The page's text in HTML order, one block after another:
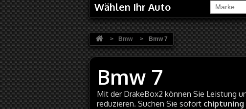
Wählen Ihr Auto Marke
> Bmw > Bmw 7
Bmw 7
Mit der DrakeBox2 können Sie Leistung
reduzieren. Suchen Sie sofort chiptuning